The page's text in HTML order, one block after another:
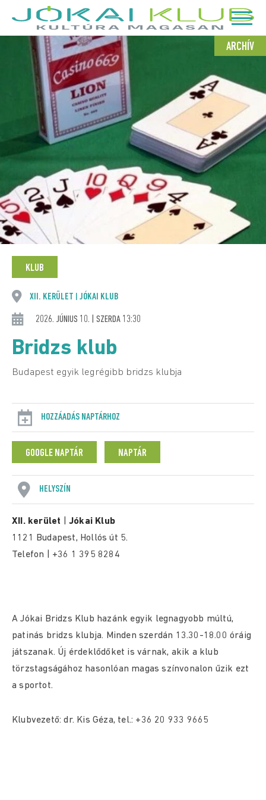
ARCHÍV
KLUB
XII. KERÜLET JÓKAI KLUB
2026. JÚNIUS 10. | SZERDA 13:30
Bridzs klub
Budapest egyik legrégibb bridzs klubja
HOZZÁADÁS NAPTÁRHOZ
GOOGLE NAPTÁR NAPTÁR
HELYSZÍN
XII. kerület |Jókai Klub
1121 Budapest, Hollós út 5.
Telefon | +36 1 395 8284
A Jókai Bridzs Klub hazánk egyik legnagyobb múltú,
patinás bridzs klubja. Minden szerdán 13.30-18.00 óráig
játszanak. Új érdeklődőket is várnak, akik a klub
törzstagságához hasonlóan magas színvonalon űzik ezt
a sportot.
Klubvezető: dr. Kis Géza, tel.: +36 20 933 9665